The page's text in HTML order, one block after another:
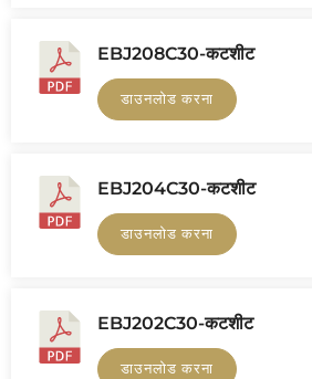
EBJ208C30-कटशीट
डाउनलोड करना
EBJ204C30-कटशीट
डाउनलोड करना
EBJ202C30-कटशीट
डाउनलोड करना